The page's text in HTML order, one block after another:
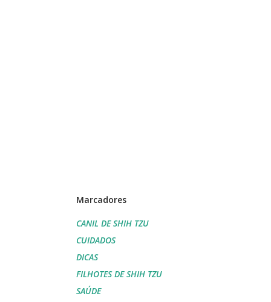
Marcadores
CANIL DE SHIH TZU
CUIDADOS
DICAS
FILHOTES DE SHIH TZU
SAÚDE